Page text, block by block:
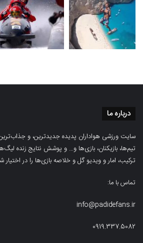
درباره ما
سایت ورزشی هواداران پدیده جدیدترین، و
تیم‌ها، بازیکنان، بازی‌ها و… و پوشش نتایج زنده
ترکیب، امار و ویدیو‌‌ گل‌ و خلاصه بازی‌ها را در
تماس با ما:
info@padidefans.ir
0919.337.5082